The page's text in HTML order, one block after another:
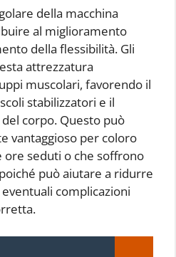
della macchina
al miglioramento
della flessibilità. Gli
attrezzatura
muscolari, favorendo il
stabilizzatori e il
corpo. Questo può
vantaggioso per coloro
seduti o che soffrono
può aiutare a ridurre
complicazioni